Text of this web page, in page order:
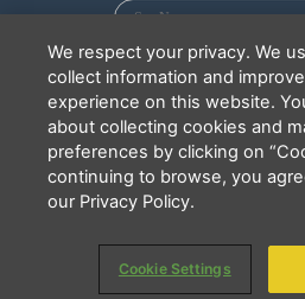
o
k
g
a
Li e concordo que minhas
acordo com oAviso de Privacidadeda
ENVIAR
Copyright 2026 - LBV - Legião da Boa
reservados.
We respect your privacy. We
collect information and
experience on this website.
about collecting cookies and
preferences by clicking on
continuing to browse, you
our Privacy Policy.
Cookie Settings